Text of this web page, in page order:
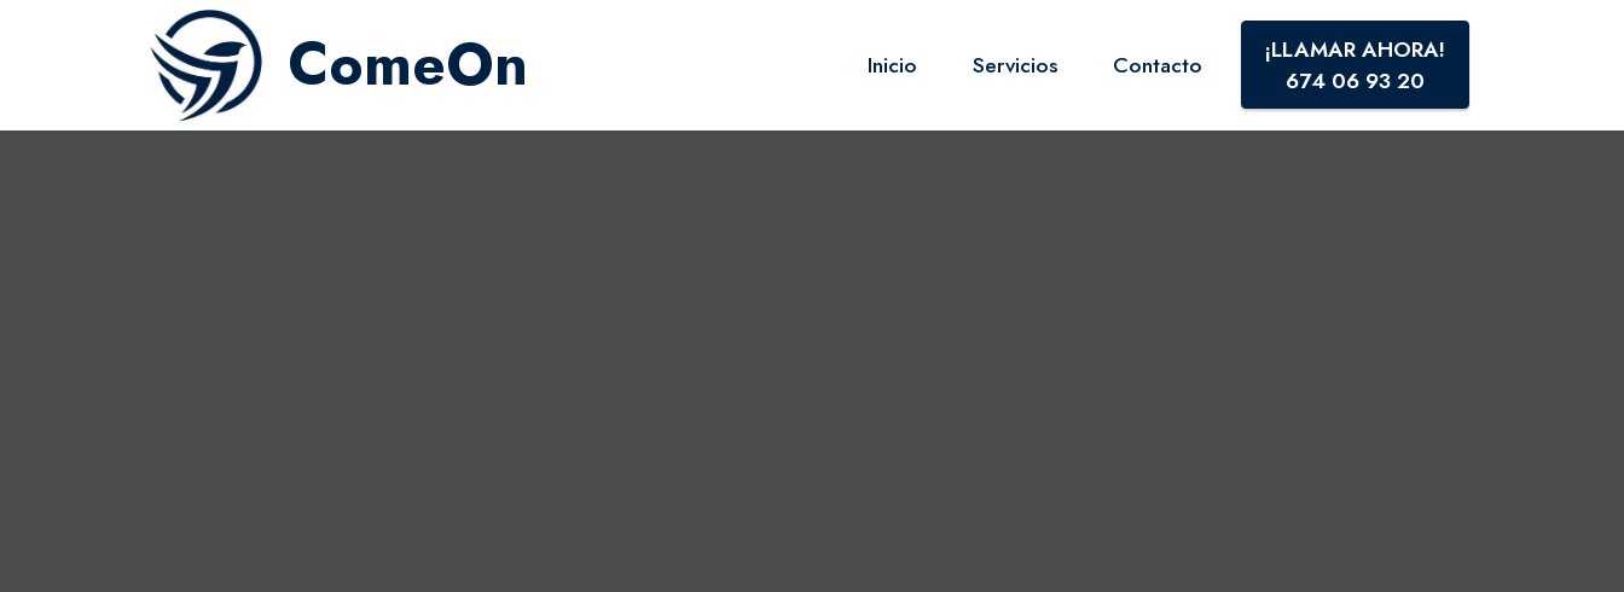
ComeOn Inicio Servicios Contacto
¡LLAMAR AHORA!
674 06 93 20